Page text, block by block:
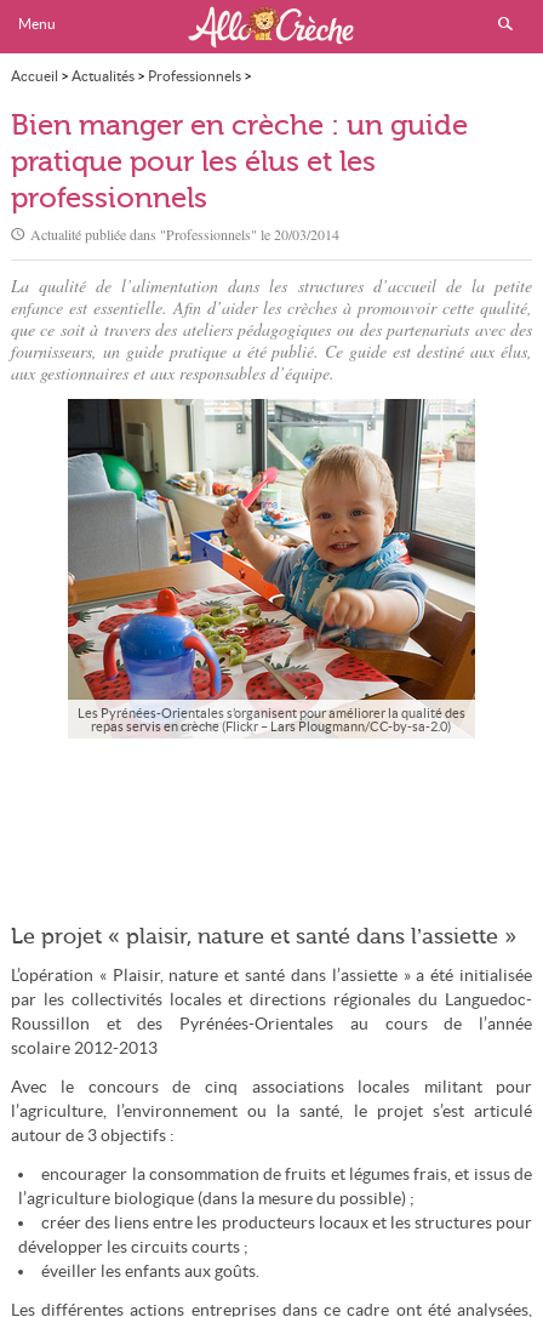
Menu
Accueil > Actualités> Professionnels>
Bien manger en crèche : un guide pratique pour les élus et les professionnels
Bien manger en crèche : un guide
pratique pour les élus et les
professionnels
Actualité publiée dans "Professionnels" le20/03/2014
La qualité de l’alimentation dans les structures d’accueil de la petite
enfance est essentielle. Afin d’aider les crèches à promouvoir cette qualité,
que ce soit à travers des ateliers pédagogiques ou des partenariats avec des
fournisseurs, un guide pratique a été publié. Ce guide est destiné aux élus,
aux gestionnaires et aux responsables d’équipe.
Les Pyrénées-Orientales s’organisent pour améliorer la qualité des
repas servis en crèche (Flickr – Lars Plougmann/CC-by-sa-2.0)
Le projet « plaisir, nature et santé dans l’assiette »
L’opération « Plaisir, nature et santé dans l’assiette » a été initialisée
par les collectivités locales et directions régionales du Languedoc-
Roussillon et des Pyrénées-Orientales au cours de l’année
scolaire 2012-2013
Avec le concours de cinq associations locales militant pour
l’agriculture, l’environnement ou la santé, le projet s’est articulé
autour de 3 objectifs :
encourager la consommation de fruits et légumes frais, et issus de
l’agriculture biologique (dans la mesure du possible) ;
créer des liens entre les producteurs locaux et les structures pour
développer les circuits courts ;
éveiller les enfants aux goûts.
Les différentes actions entreprises dans ce cadre ont été analysées,